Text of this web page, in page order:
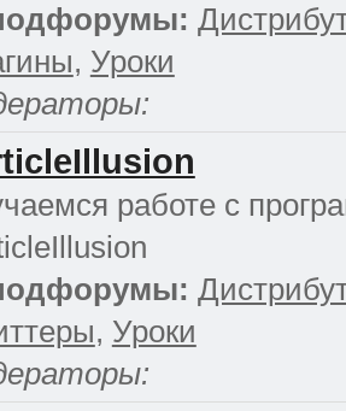
, Уроки
работе с
, Уроки